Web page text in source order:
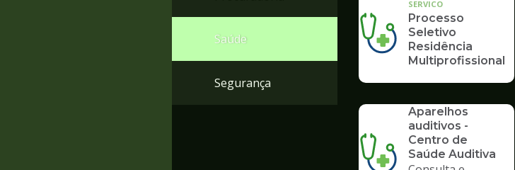
Saúde
Segurança
SERVICO
Processo
Seletivo
Residência
Multiprofissional
Aparelhos
auditivos -
Centro de
Saúde Auditiva